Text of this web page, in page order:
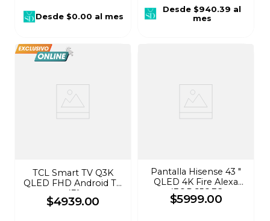
Desde$0.00 al mes
Desde $940.39 al
mes
TCL Smart TV Q3K
QLED FHD Android TV
43"
$4939.00
Pantalla Hisense 43 "
QLED 4K Fire Alexa
43QD65QFC
$5999.00